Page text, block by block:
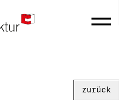
zurück